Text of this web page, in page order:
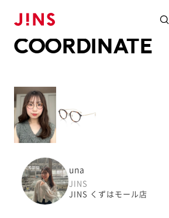
COORDINATE
una
JINS
JINS くずはモール店